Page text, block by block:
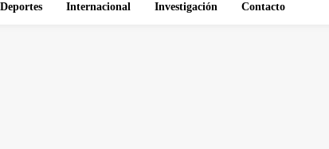
Deportes Internacional Investigación Contacto